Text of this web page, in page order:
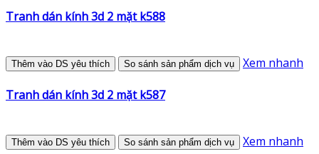
Tranh dán kính 3d 2 mặt k588
Thêm vào DS yêu thích So sánh sản phẩm dịch vụ Xem nhanh
Tranh dán kính 3d 2 mặt k587
Thêm vào DS yêu thích So sánh sản phẩm dịch vụ Xem nhanh